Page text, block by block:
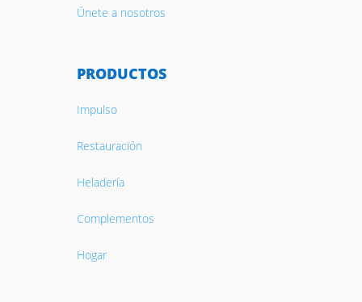
Únete a nosotros
PRODUCTOS
Impulso
Restauración
Heladería
Complementos
Hogar